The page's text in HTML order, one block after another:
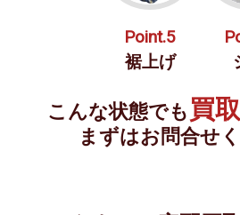
Point.5
裾上げ
こんな状態でも 買
まずはお問合せ